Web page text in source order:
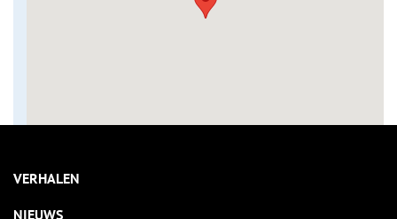
VERHALEN
NIEUWS